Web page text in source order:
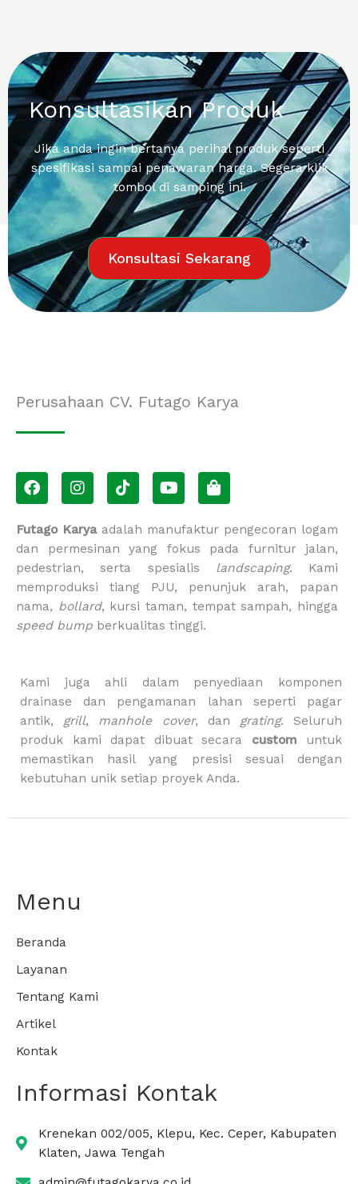
Konsultasikan Produk
Jika anda ingin bertanya perihal produk seperti
spesifikasi sampai penawaran harga. Segera klik
tombol di samping ini.
Konsultasi Sekarang
Perusahaan CV. Futago Karya
F
a
e
b
o
o
k
I
n
t
a
g
r
a
m
T
i
t
o
k
Y
o
t
u
b
e
S
h
p
p
i
n
g
-
Futago Karyaadalah manufaktur pengecoran logam
dan permesinan yang fokus pada furnitur jalan,
pedestrian, serta spesialis landscaping. Kami
memproduksi tiang PJU, penunjuk arah, papan
nama, bollard, kursi taman, tempat sampah, hingga
speed bump berkualitas tinggi.
Kami juga ahli dalam penyediaan komponen
drainase dan pengamanan lahan seperti pagar
antik, grill, manhole cover, dan grating. Seluruh
produk kami dapat dibuat secara custom untuk
memastikan hasil yang presisi sesuai dengan
kebutuhan unik setiap proyek Anda.
Menu
Beranda
Layanan
Tentang Kami
Artikel
Kontak
Informasi Kontak
Krenekan 002/005, Klepu, Kec. Ceper, Kabupaten
Klaten, Jawa Tengah